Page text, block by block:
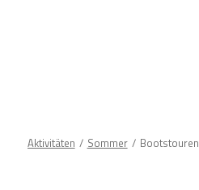
Aktivitäten Sommer Bootstouren